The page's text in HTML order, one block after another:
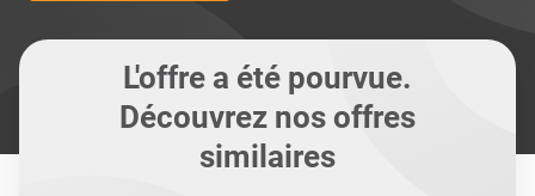
L'offre a été pourvue.
Découvrez nos offres
similaires